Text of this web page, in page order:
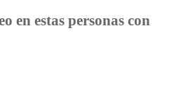
en estas personas con